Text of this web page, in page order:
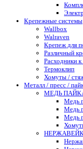
Крепежные системы
Wallbox
Walraven
Крепеж для
Различный
Расходники
Термоклип
Хомуты /
Металл / пресс /
МЕДЬ
Медь
Медь
Медь